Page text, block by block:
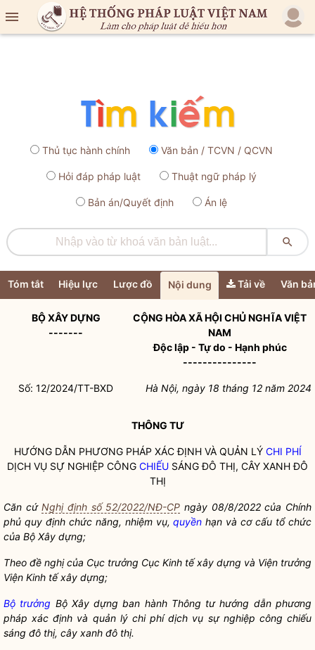

Thủ tục hành chính Văn bản / TCVN / QCVN
Hỏi đáp pháp luật Thuật ngữ pháp lý
Bản án/Quyết định Án lệ

Tóm tắt Hiệu lực Lược đồ Nội dung Tải về Văn
BỘ XÂY DỰNG
-------
CỘNG HÒA XÃ HỘI CHỦ NGHĨA VIỆT
NAM
Độc lập - Tự do - Hạnh phúc
---------------
Số: 12/2024/TT-BXD Hà Nội, ngày 18 tháng 12 năm 2024
THÔNG TƯ
HƯỚNG DẪN PHƯƠNG PHÁP XÁC ĐỊNH VÀ QUẢN LÝ CHI PHÍ
DỊCH VỤ SỰ NGHIỆP CÔNG CHIẾU SÁNG ĐÔ THỊ, CÂY XANH ĐÔ
THỊ
Căn cứNghị định số 52/2022/NĐ-CP ngày 08/8/2022 của Chính
phủ quy định chức năng, nhiệm vụ,quyền hạn và cơ cấu tổ chức
của Bộ Xây dựng;
Theo đề nghị của Cục trưởng Cục Kinh tế xây dựng và Viện trưởng
Viện Kinh tế xây dựng;
Bộ trưởng Bộ Xây dựng ban hành Thông tư hướng dẫn phương
pháp xác định và quản lý chi phídịch vụ sự nghiệp côngchiếu
sáng đô thị, cây xanh đô thị.